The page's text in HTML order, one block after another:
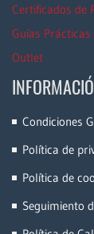
Certificados de
Guías Prácticas
Outlet
Condiciones
Política de
Política de
Seguimiento